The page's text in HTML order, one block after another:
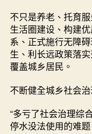
不只是养老、托育
生活圈建设、构建
系、正式施行无障
生、利长远政策落
覆盖城乡居民。
不断健全城乡社会
“多亏了社会治理综
停水没法使用的难